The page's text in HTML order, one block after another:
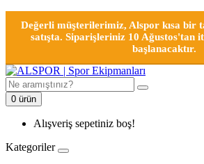
Değerli müşterilerimiz, Alspor kısa bir
satışta. Siparişleriniz 10 Ağustos'tan
başlanacaktır.
0 ürün
Alışveriş sepetiniz boş!
Kategoriler